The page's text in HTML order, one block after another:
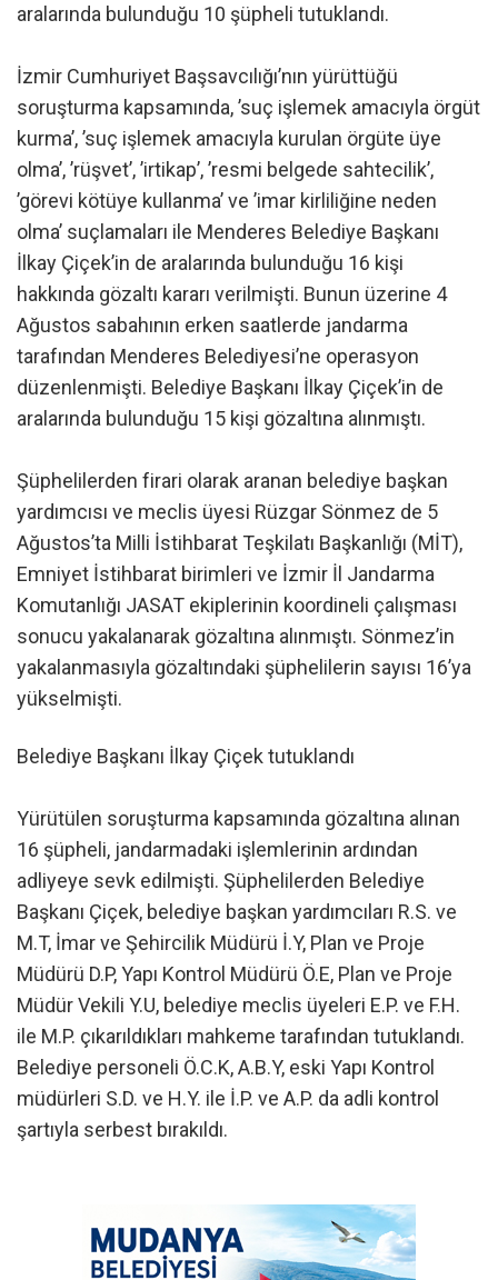
aralarında bulunduğu 10 şüpheli tutuklandı.
İzmir Cumhuriyet Başsavcılığı’nın yürüttüğü
soruşturma kapsamında, ’suç işlemek amacıyla örgüt
kurma’, ’suç işlemek amacıyla kurulan örgüte üye
olma’, ’rüşvet’, ’irtikap’, ’resmi belgede sahtecilik’,
’görevi kötüye kullanma’ ve ’imar kirliliğine neden
olma’ suçlamaları ile Menderes Belediye Başkanı
İlkay Çiçek’in de aralarında bulunduğu 16 kişi
hakkında gözaltı kararı verilmişti. Bunun üzerine 4
Ağustos sabahının erken saatlerde jandarma
tarafından Menderes Belediyesi’ne operasyon
düzenlenmişti. Belediye Başkanı İlkay Çiçek’in de
aralarında bulunduğu 15 kişi gözaltına alınmıştı.
Şüphelilerden firari olarak aranan belediye başkan
yardımcısı ve meclis üyesi Rüzgar Sönmez de 5
Ağustos’ta Milli İstihbarat Teşkilatı Başkanlığı (MİT),
Emniyet İstihbarat birimleri ve İzmir İl Jandarma
Komutanlığı JASAT ekiplerinin koordineli çalışması
sonucu yakalanarak gözaltına alınmıştı. Sönmez’in
yakalanmasıyla gözaltındaki şüphelilerin sayısı 16’ya
yükselmişti.
Belediye Başkanı İlkay Çiçek tutuklandı
Yürütülen soruşturma kapsamında gözaltına alınan
16 şüpheli, jandarmadaki işlemlerinin ardından
adliyeye sevk edilmişti. Şüphelilerden Belediye
Başkanı Çiçek, belediye başkan yardımcıları R.S. ve
M.T, İmar ve Şehircilik Müdürü İ.Y, Plan ve Proje
Müdürü D.P, Yapı Kontrol Müdürü Ö.E, Plan ve Proje
Müdür Vekili Y.U, belediye meclis üyeleri E.P. ve F.H.
ile M.P. çıkarıldıkları mahkeme tarafından tutuklandı.
Belediye personeli Ö.C.K, A.B.Y, eski Yapı Kontrol
müdürleri S.D. ve H.Y. ile İ.P. ve A.P. da adli kontrol
şartıyla serbest bırakıldı.